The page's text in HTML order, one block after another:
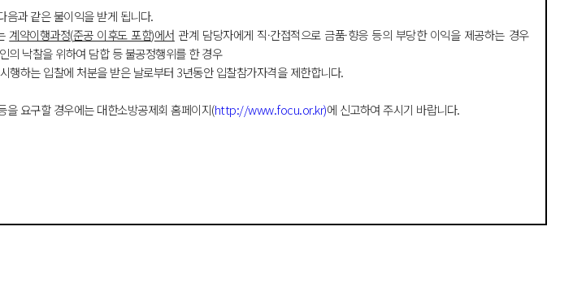
음과 같은 불이익을 받게 됩니다.
계약이행과정(준공 이후도 포함)에서 관계 담당자에게 직·간접적으로 금품·향응 등의 부당한 이익을 제공하는 경우
의 낙찰을 위하여 담합 등 불공정행위를 한 경우
행하는 입찰에 처분을 받은 날로부터 3년동안 입찰참가자격을 제한합니다.
을 요구할 경우에는 대한소방공제회 홈페이지(http://www.focu.or.kr)에 신고하여 주시기 바랍니다.